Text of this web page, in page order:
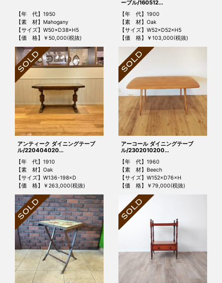
【年 代】1950
【素 材】Mahogany
【サイズ】W50×D38×H5
【価 格】￥50,000(税抜)
ーブル/160512...
【年 代】1900
【素 材】Oak
【サイズ】W52×D52×H5
【価 格】￥103,000(税抜)
アンティーク ダイニングテーブ
ル/220404020...
【年 代】1910
【素 材】Oak
【サイズ】W136-198×D
【価 格】￥263,000(税抜)
アーコール ダイニングテーブ
ル/2302010200...
【年 代】1960
【素 材】Beech
【サイズ】W152×D76×H
【価 格】￥79,000(税抜)